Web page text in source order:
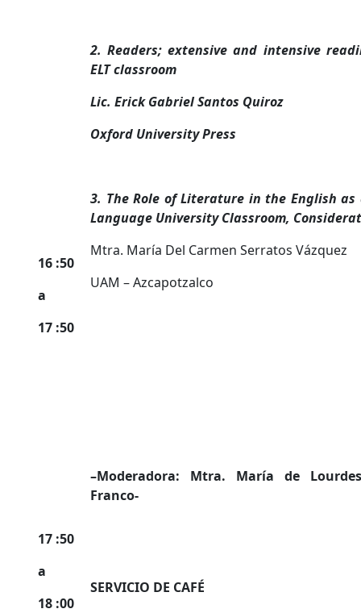
16 :50
a
17 :50
2. Readers; extensive and intensive
ELT classroom
Lic. Erick Gabriel Santos Quiroz
Oxford University Press
3. The Role of Literature in the English as
Language University Classroom,
Mtra. María Del Carmen Serratos Vázquez
UAM – Azcapotzalco
–Moderadora: Mtra. María de
Franco-
17 :50
a
18 :00
SERVICIO DE CAFÉ